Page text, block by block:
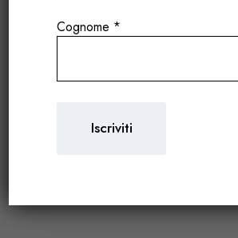
Cognome *